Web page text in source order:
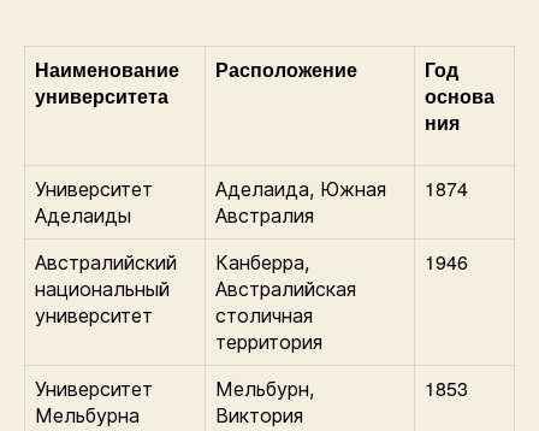
Наименование
университета
Расположение
Год
основа
ния
Университет
Аделаиды
Аделаида, Южная
Австралия
1874
Австралийский
национальный
университет
Канберра,
Австралийская
столичная
территория
1946
Университет
Мельбурна
Мельбурн,
Виктория
1853